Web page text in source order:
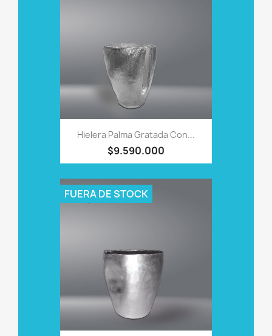
Hielera Palma Gratada Con...
$9.590.000
FUERA DE STOCK